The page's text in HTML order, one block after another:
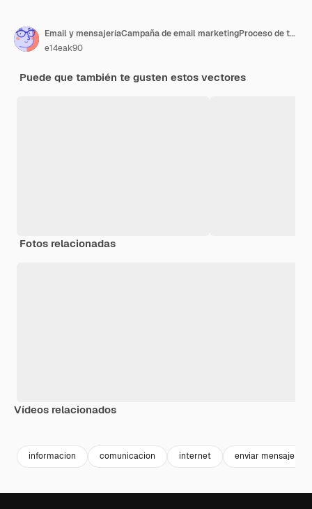
Email y mensajeríaCampaña de email marketingProceso de trabajo Nuevo mensaje de correo electrónico
e14eak90
Puede que también te gusten estos vectores
Fotos relacionadas
Vídeos relacionados
informacion comunicacion internet enviar mensaje